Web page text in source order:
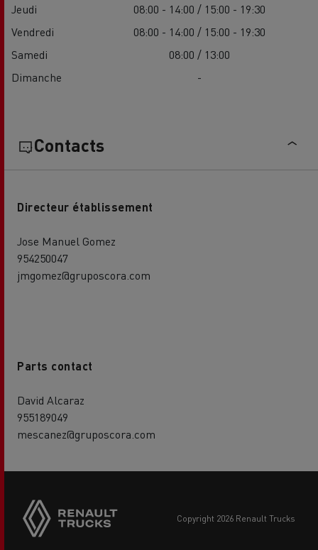
Jeudi
08:00 - 14:00 / 15:00 - 19:30
Vendredi
08:00 - 14:00 / 15:00 - 19:30
Samedi
08:00 / 13:00
Dimanche
-
Contacts
Directeur établissement
Jose Manuel Gomez
954250047
jmgomez@gruposcora.com
Parts contact
David Alcaraz
955189049
mescanez@gruposcora.com
buttons
copyright 2026 Renault Trucks